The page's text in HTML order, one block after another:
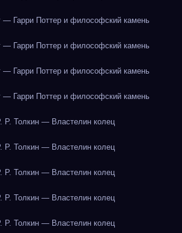
Гарри Поттер и философский камень
Гарри Поттер и философский камень
Гарри Поттер и философский камень
Гарри Поттер и философский камень
Р. Толкин — Властелин колец
Р. Толкин — Властелин колец
Р. Толкин — Властелин колец
Р. Толкин — Властелин колец
Р. Толкин — Властелин колец